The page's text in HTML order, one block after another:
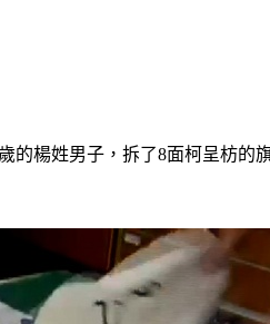
楊姓男子，拆了8面柯呈枋的